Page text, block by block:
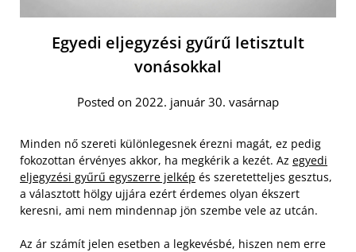
Egyedi eljegyzési gyűrű letisztult
vonásokkal
Posted on 2022. január 30. vasárnap
Minden nő szereti különlegesnek érezni magát, ez pedig
fokozottan érvényes akkor, ha megkérik a kezét. Az egyedi
eljegyzési gyűrű egyszerre jelkép és szeretetteljes gesztus,
a választott hölgy ujjára ezért érdemes olyan ékszert
keresni, ami nem mindennap jön szembe vele az utcán.
Az ár számít jelen esetben a legkevésbé, hiszen nem erre